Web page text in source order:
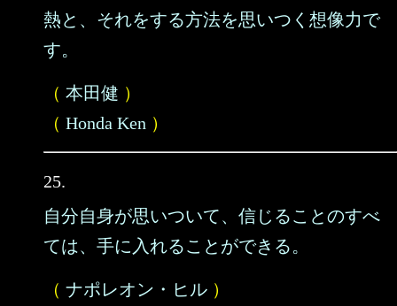
熱と、それをする方法を思いつく想像力で
す。
（ 本田健 ）
（ Honda Ken ）
25.
自分自身が思いついて、信じることのすべ
ては、手に入れることができる。
（ ナポレオン・ヒル ）